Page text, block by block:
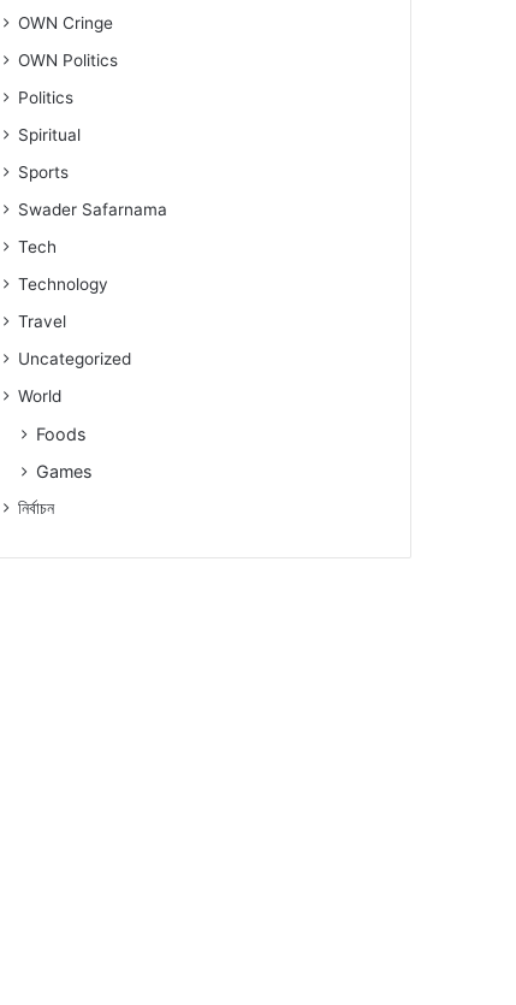
OWN Cringe
OWN Politics
Politics
Spiritual
Sports
Swader Safarnama
Tech
Technology
Travel
Uncategorized
World
Foods
Games
নিৰ্বাচন